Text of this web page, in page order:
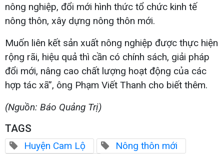
nông nghiệp, đổi mới hình thức tổ chức kinh tế
nông thôn, xây dựng nông thôn mới.
Muốn liên kết sản xuất nông nghiệp được thực hiện
rộng rãi, hiệu quả thì cần có chính sách, giải pháp
đổi mới, nâng cao chất lượng hoạt động của các
hợp tác xã”, ông Phạm Viết Thanh cho biết thêm.
(Nguồn: Báo Quảng Trị)
TAGS
Huyện Cam Lộ
Nông thôn mới